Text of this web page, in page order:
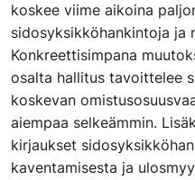
koskee viime aikoina
sidosyksikköhankintoja ja
Konkreettisimpana
osalta hallitus tavoittelee
koskevan
aiempaa selkeämmin.
kirjaukset
kaventamisesta ja